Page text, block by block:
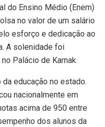
do Ensino Médio (Enem)
no valor de um salário
esforço e dedicação ao
A solenidade foi
Palácio de Karnak.
educação no estado.
nacionalmente em
acima de 950 entre
dos alunos da